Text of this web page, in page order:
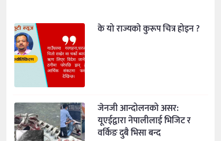
के यो राज्यको कुरूप चित्र होइन ?
जेनजी आन्दोलनको असर:
यूएईद्वारा नेपालीलाई भिजिट र
वर्किङ दुबै भिसा बन्द